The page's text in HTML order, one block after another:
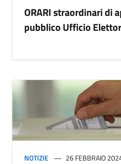
ORARI straordinari di
pubblico Ufficio
NOTIZIE 26 FEBBRAIO